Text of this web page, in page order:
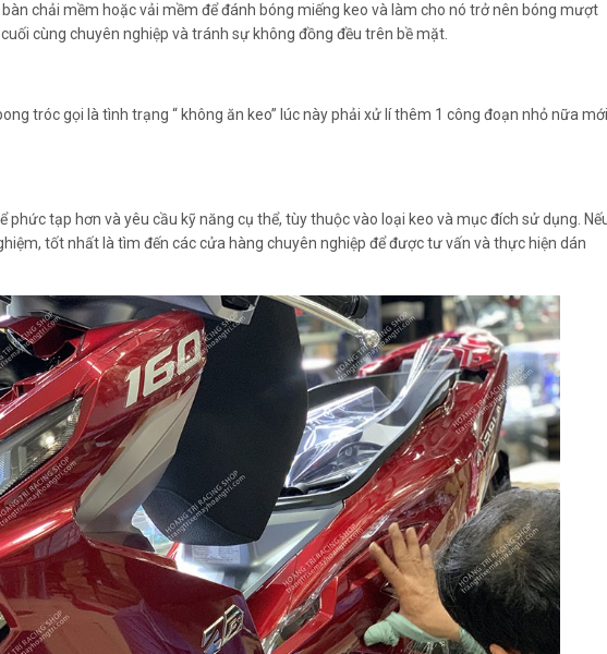
chải mềm hoặc vải mềm để đánh bóng miếng keo và làm cho nó trở nên bóng mượt
cùng chuyên nghiệp và tránh sự không đồng đều trên bề mặt.
tróc gọi là tình trạng “ không ăn keo” lúc này phải xử lí thêm 1 công đoạn nhỏ nữa mới
phức tạp hơn và yêu cầu kỹ năng cụ thể, tùy thuộc vào loại keo và mục đích sử dụng.
tốt nhất là tìm đến các cửa hàng chuyên nghiệp để được tư vấn và thực hiện dán